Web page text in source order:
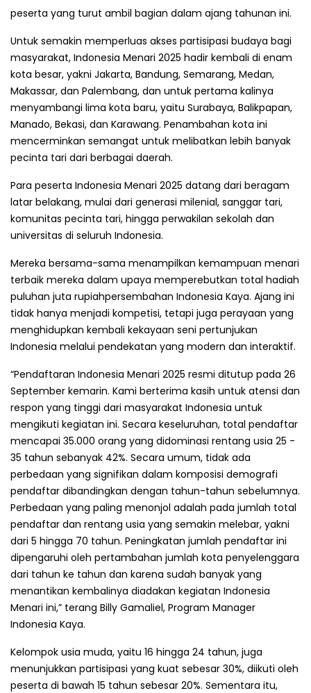
peserta yang turut ambil bagian dalam ajang tahunan ini.
Untuk semakin memperluas akses partisipasi budaya bagi
masyarakat, Indonesia Menari 2025 hadir kembali di enam
kota besar, yakni Jakarta, Bandung, Semarang, Medan,
Makassar, dan Palembang, dan untuk pertama kalinya
menyambangi lima kota baru, yaitu Surabaya, Balikpapan,
Manado, Bekasi, dan Karawang. Penambahan kota ini
mencerminkan semangat untuk melibatkan lebih banyak
pecinta tari dari berbagai daerah.
Para peserta Indonesia Menari 2025 datang dari beragam
latar belakang, mulai dari generasi milenial, sanggar tari,
komunitas pecinta tari, hingga perwakilan sekolah dan
universitas di seluruh Indonesia.
Mereka bersama-sama menampilkan kemampuan menari
terbaik mereka dalam upaya memperebutkan total hadiah
puluhan juta rupiahpersembahan Indonesia Kaya. Ajang ini
tidak hanya menjadi kompetisi, tetapi juga perayaan yang
menghidupkan kembali kekayaan seni pertunjukan
Indonesia melalui pendekatan yang modern dan interaktif.
“Pendaftaran Indonesia Menari 2025 resmi ditutup pada 26
September kemarin. Kami berterima kasih untuk atensi dan
respon yang tinggi dari masyarakat Indonesia untuk
mengikuti kegiatan ini. Secara keseluruhan, total pendaftar
mencapai 35.000 orang yang didominasi rentang usia 25 -
35 tahun sebanyak 42%. Secara umum, tidak ada
perbedaan yang signifikan dalam komposisi demografi
pendaftar dibandingkan dengan tahun-tahun sebelumnya.
Perbedaan yang paling menonjol adalah pada jumlah total
pendaftar dan rentang usia yang semakin melebar, yakni
dari 5 hingga 70 tahun. Peningkatan jumlah pendaftar ini
dipengaruhi oleh pertambahan jumlah kota penyelenggara
dari tahun ke tahun dan karena sudah banyak yang
menantikan kembalinya diadakan kegiatan Indonesia
Menari ini,” terang Billy Gamaliel, Program Manager
Indonesia Kaya.
Kelompok usia muda, yaitu 16 hingga 24 tahun, juga
menunjukkan partisipasi yang kuat sebesar 30%, diikuti oleh
peserta di bawah 15 tahun sebesar 20%. Sementara itu,